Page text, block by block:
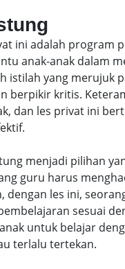
ini adalah program
anak-anak dalam
istilah yang merujuk
berpikir kritis.
dan les privat ini
menjadi pilihan
guru harus
les ini,
sesuai
untuk belajar
terlalu tertekan.